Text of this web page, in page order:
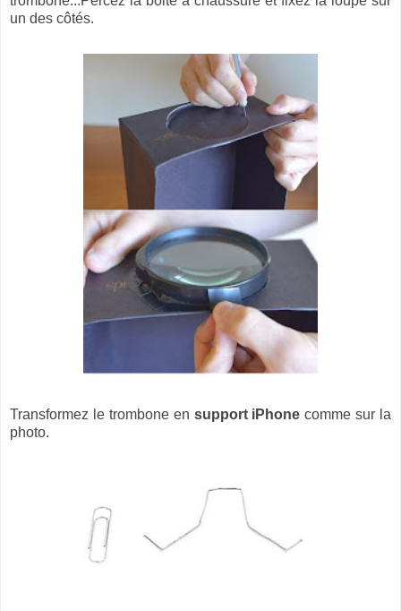
un des côtés.
Transformez le trombone en support iPhone comme sur la
photo.